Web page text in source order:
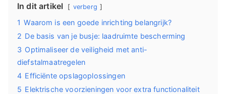
In dit artikel verberg
1 Waarom is een goede inrichting belangrijk?
2 De basis van je busje: laadruimte bescherming
3 Optimaliseer de veiligheid met anti-
diefstalmaatregelen
4 Efficiënte opslagoplossingen
5 Elektrische voorzieningen voor extra functionaliteit